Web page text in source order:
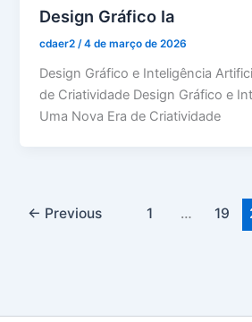
Design Gráfico Ia
cdaer2/4 de março de 2026
Design Gráfico e Inteligência
de Criatividade Design Gráfico e
Uma Nova Era de Criatividade
← Previous 1 … 19